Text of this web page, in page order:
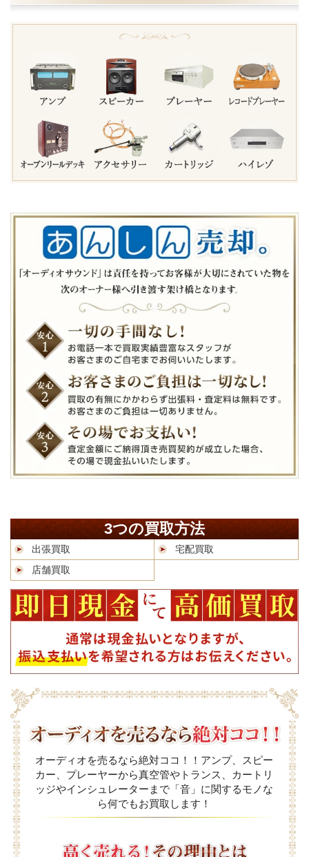
3つの買取方法
出張買取
宅配買取
店舗買取
オーディオを売るなら絶対ココ！！アンプ、スピー
カー、プレーヤーから真空管やトランス、カートリ
ッジやインシュレーターまで「音」に関するモノな
ら何でもお買取します！